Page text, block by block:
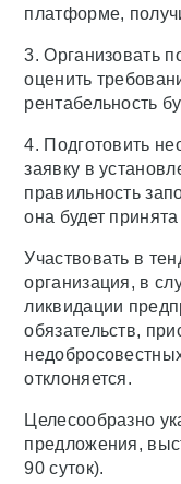
платформе,
3. Организовать
оценить
рентабельность
4. Подготовить
заявку в
правильность
она будет
Участвовать в
организация, в
ликвидации
обязательств,
отклоняется.
Целесообразно
предложения,
90 суток).